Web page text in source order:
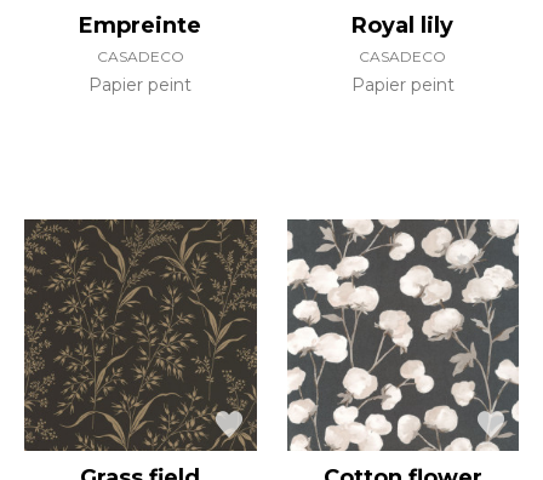
Empreinte
CASADECO
Papier peint
Royal lily
CASADECO
Papier peint